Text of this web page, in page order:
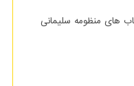
پرتاب های منظومه سلیمانی